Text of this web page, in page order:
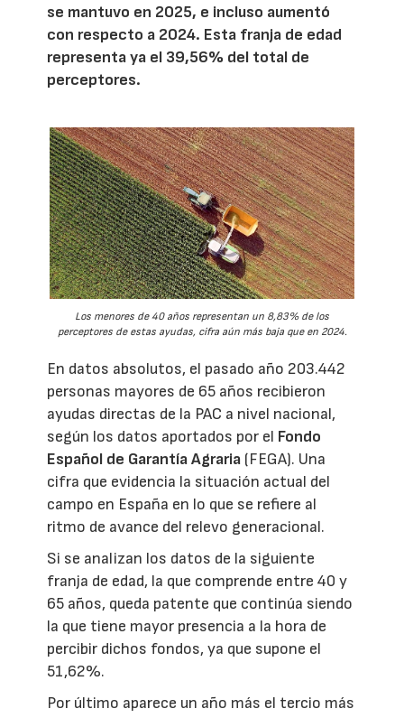
se mantuvo en 2025, e incluso aumentó
con respecto a 2024. Esta franja de edad
representa ya el 39,56% del total de
perceptores.
Los menores de 40 años representan un 8,83% de los
perceptores de estas ayudas, cifra aún más baja que en 2024.
En datos absolutos, el pasado año 203.442
personas mayores de 65 años recibieron
ayudas directas de la PAC a nivel nacional,
según los datos aportados por el Fondo
Español de Garantía Agraria (FEGA). Una
cifra que evidencia la situación actual del
campo en España en lo que se refiere al
ritmo de avance del relevo generacional.
Si se analizan los datos de la siguiente
franja de edad, la que comprende entre 40 y
65 años, queda patente que continúa siendo
la que tiene mayor presencia a la hora de
percibir dichos fondos, ya que supone el
51,62%.
Por último aparece un año más el tercio más